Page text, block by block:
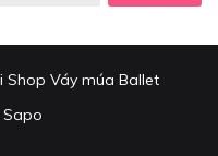
Shop Váy múa Ballet
Sapo